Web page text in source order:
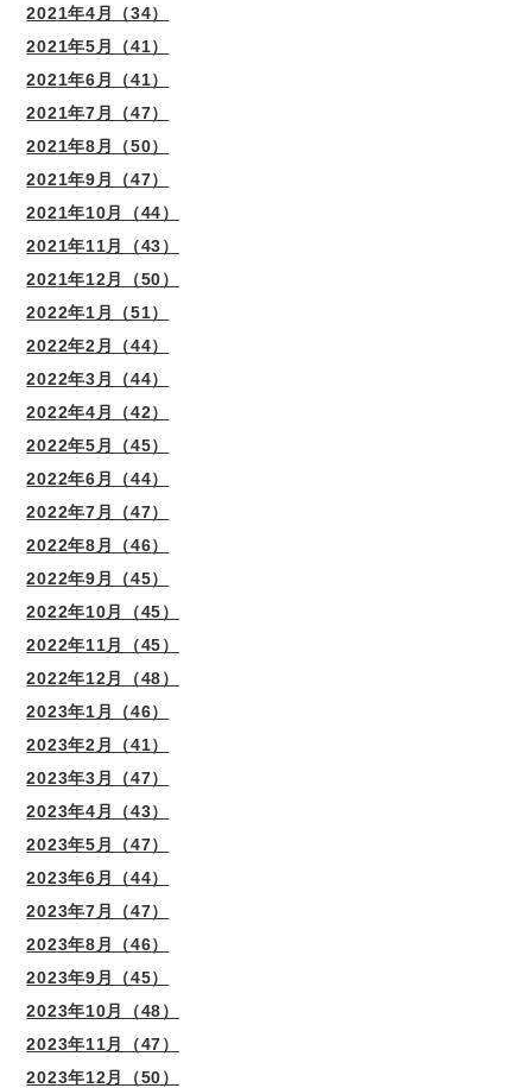
2021年4月（34）
2021年5月（41）
2021年6月（41）
2021年7月（47）
2021年8月（50）
2021年9月（47）
2021年10月（44）
2021年11月（43）
2021年12月（50）
2022年1月（51）
2022年2月（44）
2022年3月（44）
2022年4月（42）
2022年5月（45）
2022年6月（44）
2022年7月（47）
2022年8月（46）
2022年9月（45）
2022年10月（45）
2022年11月（45）
2022年12月（48）
2023年1月（46）
2023年2月（41）
2023年3月（47）
2023年4月（43）
2023年5月（47）
2023年6月（44）
2023年7月（47）
2023年8月（46）
2023年9月（45）
2023年10月（48）
2023年11月（47）
2023年12月（50）